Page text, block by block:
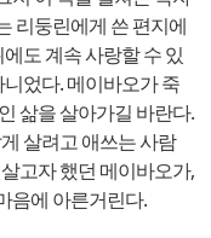
리둥린에게 쓴 편지에
도 계속 사랑할 수 있
었다. 메이바오가 죽
삶을 살아가길 바란다.
살려고 애쓰는 사람
고자 했던 메이바오가,
음에 아른거린다.